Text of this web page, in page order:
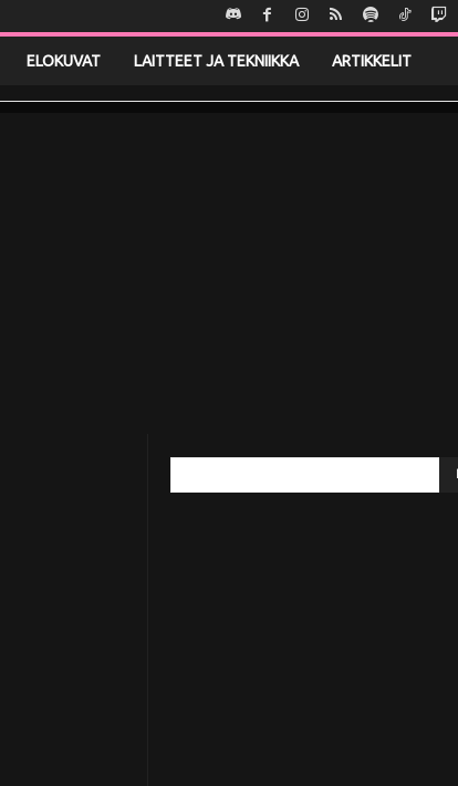
ELOKUVAT LAITTEET JA TEKNIIKKA ARTIKKELIT